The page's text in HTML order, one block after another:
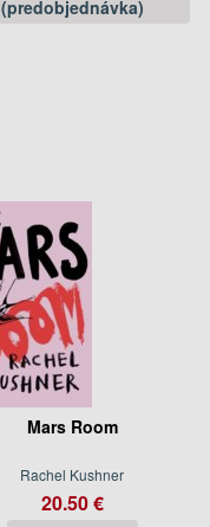
(predobjednávka)
Mars Room
Rachel Kushner
20.50 €